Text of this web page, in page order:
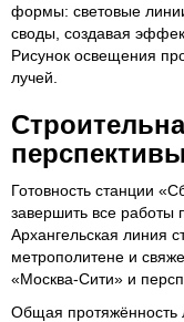
формы: световые
своды, создавая
Рисунок освещения
лучей.
перспективы
Готовность станции
завершить все работы
Архангельская линия
метрополитене и
«Москва-Сити» и
Общая протяжённость